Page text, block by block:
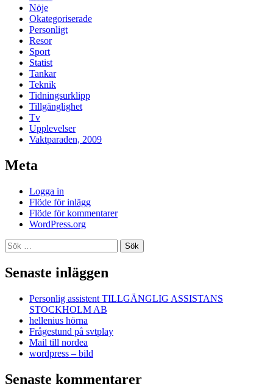
Nöje
Okategoriserade
Personligt
Resor
Sport
Statist
Tankar
Teknik
Tidningsurklipp
Tillgänglighet
Tv
Upplevelser
Vaktparaden, 2009
Meta
Logga in
Flöde för inlägg
Flöde för kommentarer
WordPress.org
Sök
efter:
Senaste inläggen
Personlig assistent TILLGÄNGLIG ASSISTANS
STOCKHOLM AB
hellenius hörna
Frågestund på svtplay
Mail till nordea
wordpress – bild
Senaste kommentarer